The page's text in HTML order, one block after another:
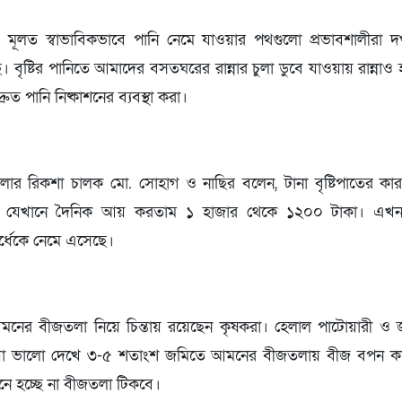
স্বাভাবিকভাবে পানি নেমে যাওয়ার পথগুলো
বৃষ্টির পানিতে আমাদের বসতঘরের রান্নার চুলা ডুবে যাওয়ায়
পানি নিষ্কাশনের ব্যবস্থা করা।
রিকশা চালক মো. সোহাগ ও নাছির বলেন, টানা বৃষ্টিপাতের
দৈনিক আয় করতাম ১ হাজার থেকে ১২০০ টাকা।
নেমে এসেছে।
বীজতলা নিয়ে চিন্তায় রয়েছেন কৃষকরা। হেলাল পাটোয়ারী ও
ভালো দেখে ৩-৫ শতাংশ জমিতে আমনের বীজতলায় বীজ বপন
হচ্ছে না বীজতলা টিকবে।